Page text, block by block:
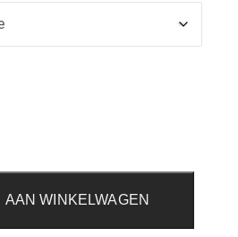
WINKELWAGEN